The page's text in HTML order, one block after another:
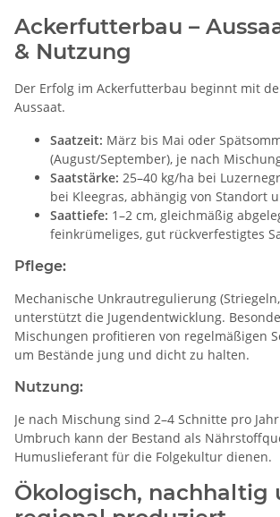
Ackerfutterbau –
& Nutzung
Der Erfolg im Ackerfutterbau beginnt mit
Aussaat.
Saatzeit: März bis Mai oder
(August/September), je nach
Saatstärke: 25–40 kg/ha bei
bei Kleegras, abhängig von Standort
Saattiefe: 1–2 cm, gleichmäßig
feinkrümeliges, gut rückverfestigtes
Pflege:
Mechanische Unkrautregulierung
unterstützt die Jugendentwicklung.
Mischungen profitieren von regelmäßigen
um Bestände jung und dicht zu halten.
Nutzung:
Je nach Mischung sind 2–4 Schnitte pro
Umbruch kann der Bestand als
Humuslieferant für die Folgekultur dienen.
Ökologisch, nachhaltig